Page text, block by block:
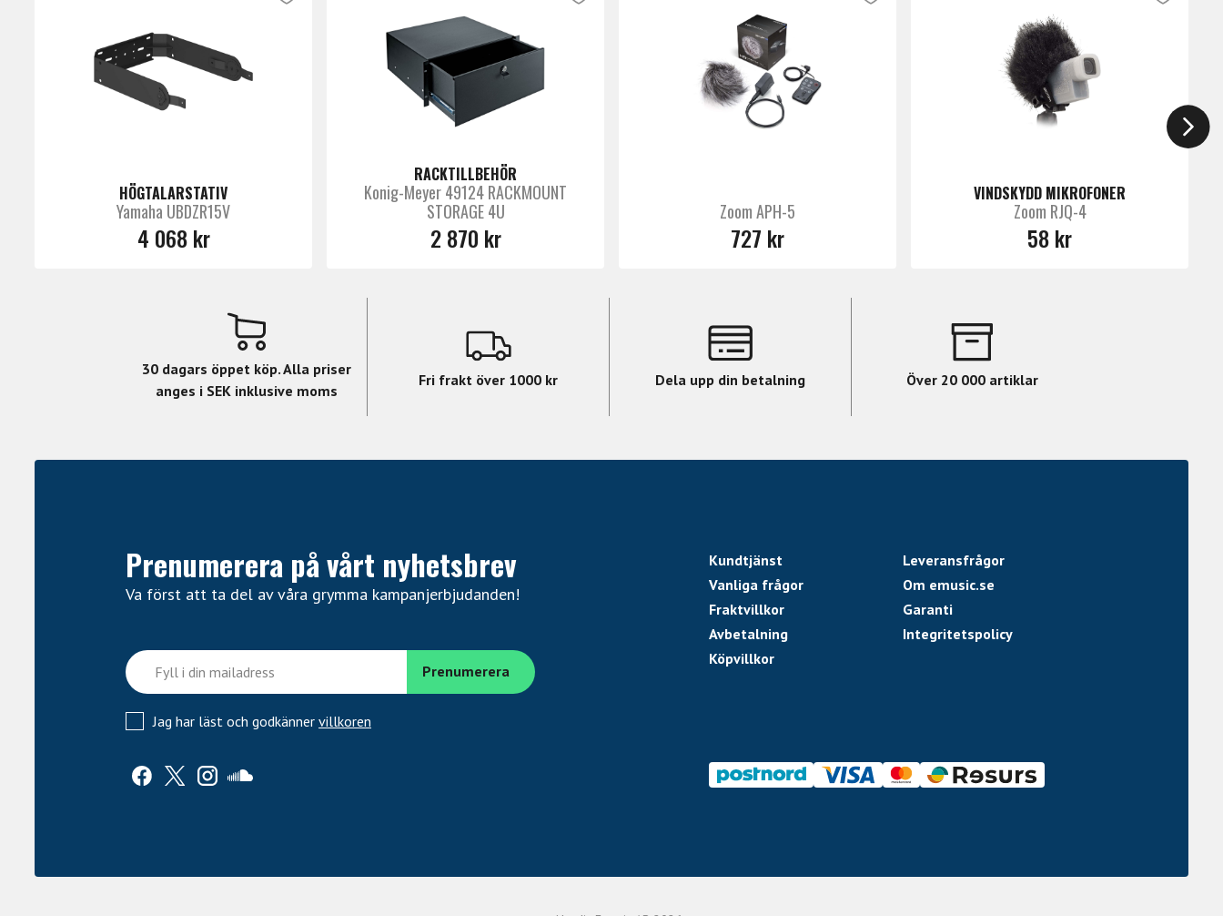
HÖGTALARSTATIV
Yamaha UBDZR15V
4 068 kr
RACKTILLBEHÖR
Konig-Meyer 49124 RACKMOUNT
STORAGE 4U
2 870 kr
Zoom APH-5
727 kr
VINDSKYDD MIKROFONER
Zoom RJQ-4
58 kr
30 dagars öppet köp. Alla priser
anges i SEK inklusive moms
Fri frakt över 1000 kr Dela upp din betalning Över 20 000 artiklar
Prenumerera på vårt nyhetsbrev
Va först att ta del av våra grymma kampanjerbjudanden!
Jag har läst och godkänner villkoren
Kundtjänst
Leveransfrågor
Vanliga frågor
Om emusic.se
Fraktvillkor
Garanti
Avbetalning
Integritetspolicy
Köpvillkor